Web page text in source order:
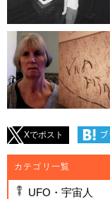
Xでポスト
カテゴリ一覧
UFO・宇宙人